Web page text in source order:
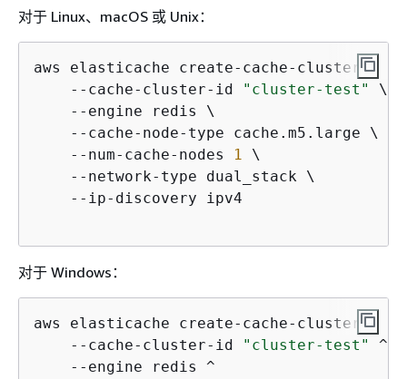
对于 Linux、macOS 或 Unix：
aws elasticache create-cache-cluster \
    --cache-cluster-id
"cluster-test"
\
    --engine redis \
    --cache-node-type cache.m5.large \
    --num-cache-nodes
1 \
    --network-type dual_stack \
    --ip-discovery ipv4
对于 Windows：
aws elasticache create-cache-cluster ^
    --cache-cluster-id
"cluster-test"
^
    --engine redis ^